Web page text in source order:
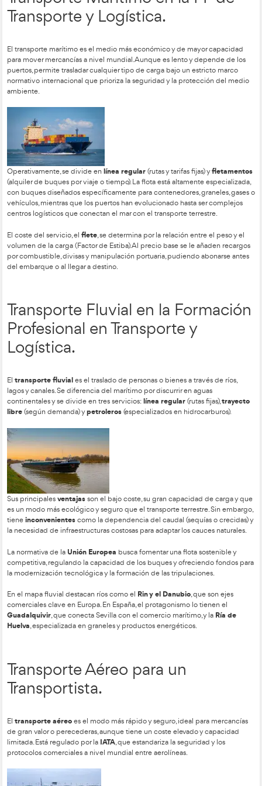
El transporte ferroviario se rige por la
por convenios como elCOTIF a nivel internacional. Su
laAESF(supervisa la seguridad). Esta separación garantiza
infraestructura y el servicio de transporte funcionen de
y segura.
-Capacidades y Limitaciones.
Este modo destaca por sugran capacidad de cargay bajo
ambiental, superando al camión en sostenibilidad y
barrera técnica es elancho de vía español, que es más
europeo, obligando a realizar cambios de ejes en la frontera.
un servicio «puerta a puerta», depende de otros medios
-Servicios e Intermodalidad.
Las empresas pueden contratar desdetrenes completos
individuales o carga fraccionada. La clave de su eficiencia
intermodalidad
conexiones con Francia y Portugal, permitiendo que las
forma ágil entre diferentes redes nacionales.
Transporte Marítimo en la
Transporte y Logística.
El transporte marítimo es el medio más económico y de
para mover mercancías a nivel mundial. Aunque es lento y
puertos, permite trasladar cualquier tipo de carga bajo un
normativo internacional que prioriza la seguridad y la
ambiente.
Operativamente, se divide enlínea regular
(alquiler de buques por viaje o tiempo). La flota está
vehículos, mientras que los puertos han evolucionado hasta
centros logísticos que conectan el mar con el transporte
volumen de la carga (Factor de Estiba). Al precio base se le